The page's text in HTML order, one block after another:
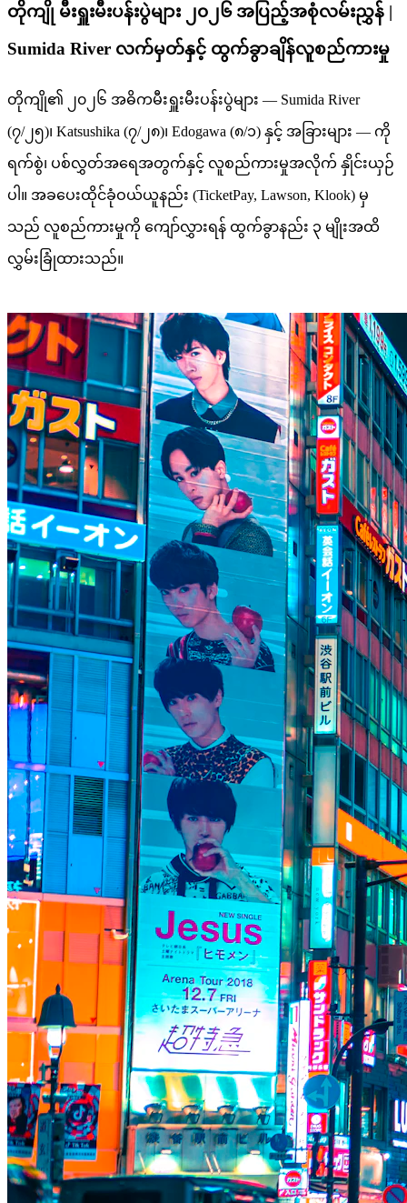
တိုကျို မီးရှူးမီးပန်းပွဲများ ၂၀၂၆ အပြည့်အစုံလမ်းညွှန် |
Sumida River လက်မှတ်နှင့် ထွက်ခွာချိန်လူစည်ကားမှု
တိုကျို၏ ၂၀၂၆ အဓိကမီးရှူးမီးပန်းပွဲများ — Sumida River
(၇/၂၅)၊ Katsushika (၇/၂၈)၊ Edogawa (၈/၁) နှင့် အခြားများ — ကို
ရက်စွဲ၊ ပစ်လွှတ်အရေအတွက်နှင့် လူစည်ကားမှုအလိုက် နှိုင်းယှဉ်
ပါ။ အခပေးထိုင်ခုံဝယ်ယူနည်း (TicketPay, Lawson, Klook) မှ
သည် လူစည်ကားမှုကို ကျော်လွှားရန် ထွက်ခွာနည်း ၃ မျိုးအထိ
လွှမ်းခြုံထားသည်။